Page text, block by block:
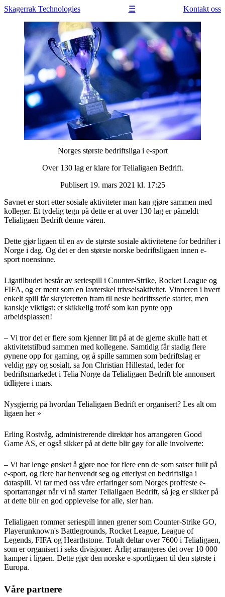
Skagerrak Technologies ☰ Kontakt oss
Norges største bedriftsliga i e-sport
Over 130 lag er klare for Telialigaen Bedrift.
Publisert 19. mars 2021 kl. 17:25
Savnet er stort etter sosiale aktiviteter man kan gjøre sammen med
kolleger. Et tydelig tegn på dette er at over 130 lag er påmeldt
Telialigaen Bedrift denne våren.
Dette gjør ligaen til en av de største sosiale aktivitetene for bedrifter i
Norge i dag. Og det er den største norske bedriftsligaen innen e-
sport noensinne.
Ligatilbudet består av seriespill i Counter-Strike, Rocket League og
FIFA, og er ment som en lavterskel trivselsaktivitet. Vinneren i hvert
enkelt spill får skryteretten fram til neste bedriftsserie starter, men
kanskje viktigst: et skikkelig trofé som kan pynte opp
arbeidsplassen!
– Vi tror det er flere som kjenner litt på at de gjerne skulle hatt et
aktivitetstilbud sammen med kollegene. Samtidig får stadig flere
øynene opp for gaming, og å spille sammen som bedriftslag er
veldig gøy og sosialt, sa Jon Christian Hillestad, leder for
bedriftsmarkedet i Telia Norge da Telialigaen Bedrift ble annonsert
tidligere i mars.
Nysgjerrig på hvordan Telialigaen Bedrift er organisert? Les alt om
ligaen her »
Erling Rostvåg, administrerende direktør hos arrangøren Good
Game AS, er også sikker på at dette blir gøy for alle involverte:
– Vi har lenge ønsket å gjøre noe for flere enn de som satser fullt på
e-sport, og flere har henvendt seg og etterlyst en bedriftsliga i
dataspill. Vi tar med oss våre erfaringer som Norges proffeste e-
sportarrangør når vi nå starter Telialigaen Bedrift, så jeg er sikker på
at dette blir en god opplevelse for alle, sier han.
Telialigaen rommer seriespill innen grener som Counter-Strike GO,
Playerunknown's Battlegrounds, Rocket League, League of
Legends, FIFA og Hearthstone. Totalt deltar over 7600 i Telialigaen,
som er organisert i seks divisjoner. Årlig arrangeres det over 10 000
kamper i ligaen. Dette gjør den norske e-sportligaen til den største i
Europa.
Våre partnere